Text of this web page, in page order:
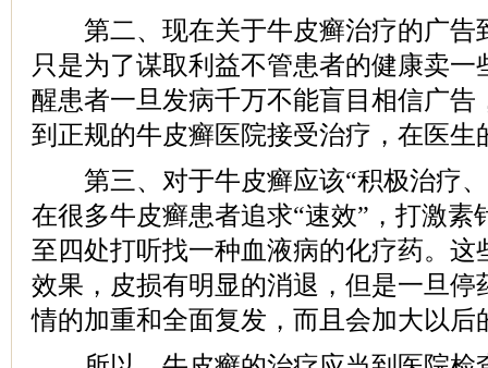
第二、现在关于牛皮癣治疗的广告
只是为了谋取利益不管患者的健康卖一
醒患者一旦发病千万不能盲目相信广告
到正规的牛皮癣医院接受治疗，在医生
第三、对于牛皮癣应该“积极治疗、
在很多牛皮癣患者追求“速效”，打激素
至四处打听找一种血液病的化疗药。这
效果，皮损有明显的消退，但是一旦停
情的加重和全面复发，而且会加大以后